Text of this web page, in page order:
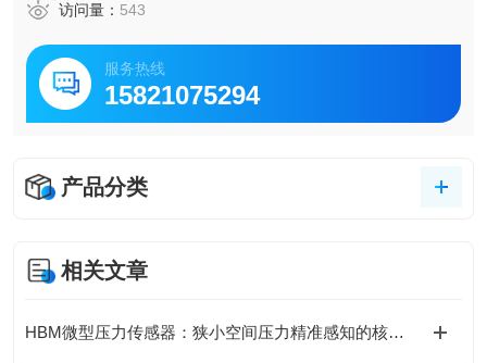
访问量： 543
服务热线
15821075294
产品分类
相关文章
HBM微型压力传感器：狭小空间压力精准感知的核心支撑